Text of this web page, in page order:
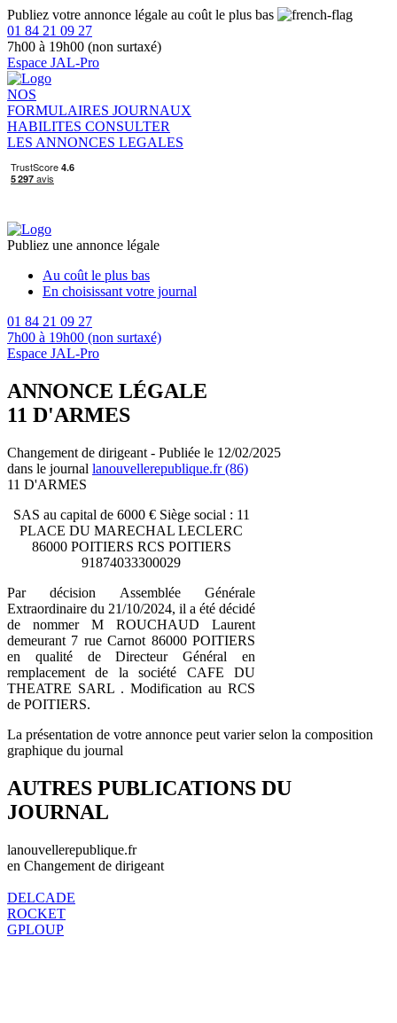
Publiez votre annonce légale au coût le plus bas
01 84 21 09 27
7h00 à 19h00 (non surtaxé)
Espace JAL-Pro
NOS
FORMULAIRES JOURNAUX
HABILITES CONSULTER
LES ANNONCES LEGALES
Publiez une annonce légale
Au coût le plus bas
En choisissant votre journal
01 84 21 09 27
7h00 à 19h00 (non surtaxé)
Espace JAL-Pro
ANNONCE LÉGALE
11 D'ARMES
Changement de dirigeant - Publiée le 12/02/2025
dans le journal lanouvellerepublique.fr (86)
11 D'ARMES
SAS au capital de 6000 € Siège social : 11
PLACE DU MARECHAL LECLERC
86000 POITIERS RCS POITIERS
91874033300029
Par décision Assemblée Générale
Extraordinaire du 21/10/2024, il a été décidé
de nommer M ROUCHAUD Laurent
demeurant 7 rue Carnot 86000 POITIERS
en qualité de Directeur Général en
remplacement de la société CAFE DU
THEATRE SARL . Modification au RCS
de POITIERS.
La présentation de votre annonce peut varier selon la composition
graphique du journal
AUTRES PUBLICATIONS DU
JOURNAL
lanouvellerepublique.fr
en Changement de dirigeant
DELCADE
ROCKET
GPLOUP